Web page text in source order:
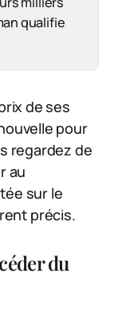
qualifie
de ses
pour
regardez de
au
sur le
précis.
du